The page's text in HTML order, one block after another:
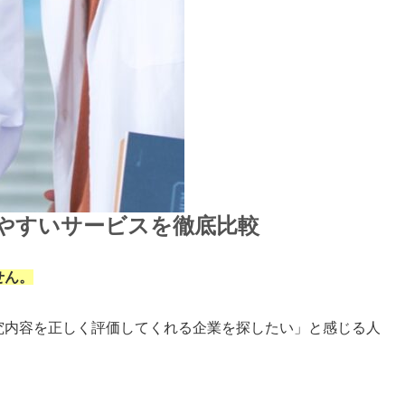
すいサービスを徹底比較
。
容を正しく評価してくれる企業を探したい」と感じる人